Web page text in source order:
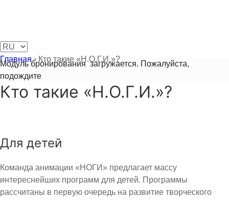
Главная › Кто такие «Н.О.Г.И.»?
Модуль бронирования загружается. Пожалуйста,
подождите
Кто такие «Н.О.Г.И.»?
Для детей
Команда анимации «НОГИ» предлагает массу
интереснейших программ для детей. Программы
рассчитаны в первую очередь на развитие творческого